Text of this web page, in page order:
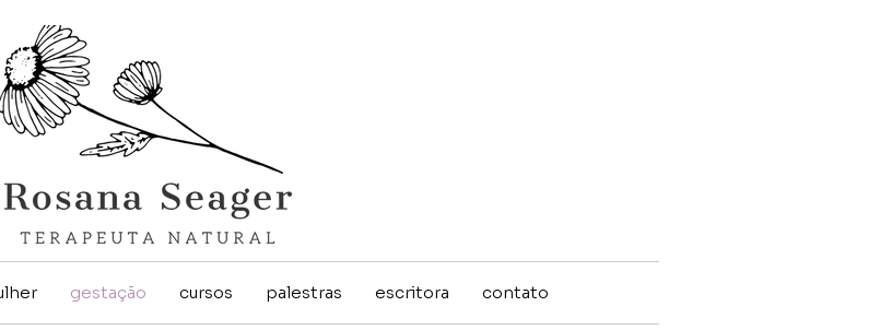
gestação cursos palestras escritora contato